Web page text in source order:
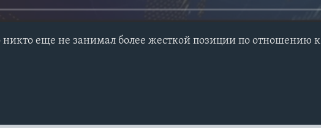
никто еще не занимал более жесткой позиции по отношению к